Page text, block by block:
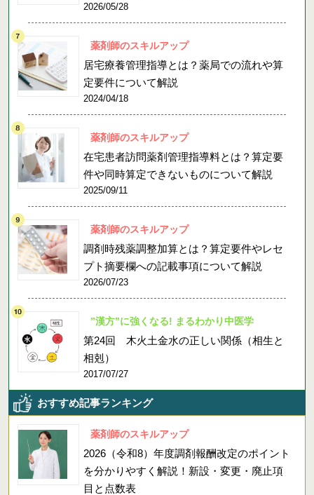
2026/05/28
薬剤師のスキルアップ
居宅療養管理指導とは？薬局での流れや算
定要件について解説
2024/04/18
薬剤師のスキルアップ
在宅患者訪問薬剤管理指導料とは？算定要
件や同時算定できないものについて解説
2025/09/11
薬剤師のスキルアップ
調剤時残薬調整加算とは？算定要件やレセ
プト摘要欄への記載事項について解説
2026/07/23
”漢方”に強くなる! まるわかり中医学
第24回 木火土金水の正しい関係（相生と
相剋）
2017/07/27
おすすめ記事ランキング
薬剤師のスキルアップ
2026（令和8）年度調剤報酬改定のポイント
を分かりやすく解説！新設・変更・廃止項
目と点数表